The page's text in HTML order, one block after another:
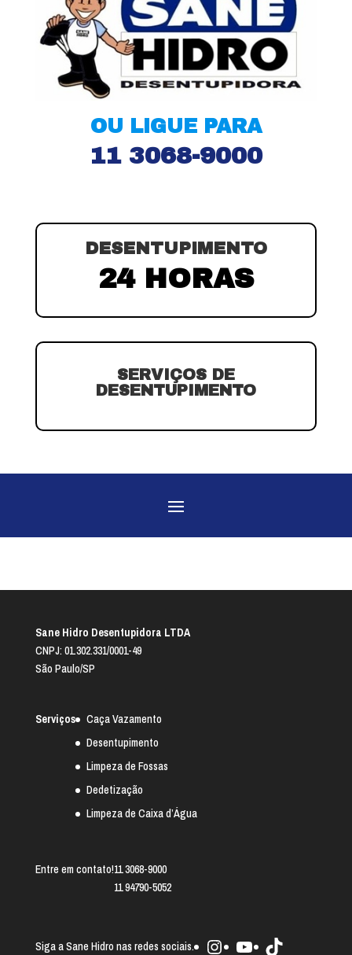
OU LIGUE PARA
11 3068-9000
DESENTUPIMENTO
24 HORAS
SERVIÇOS DE
DESENTUPIMENTO
Sane Hidro Desentupidora LTDA
CNPJ: 01.302.331/0001-49
São Paulo/SP
Serviços
Caça Vazamento
Desentupimento
Limpeza de Fossas
Dedetização
Limpeza de Caixa d’Água
Entre em contato!11 3068-9000
11 94790-5052
Siga a Sane Hidro nas redes sociais. Instagram
YoutubeTikTok